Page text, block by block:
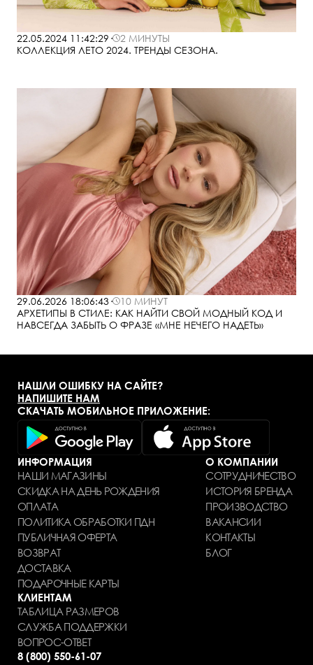
22.05.2024 11:42:29 ·
2 МИНУТЫ
КОЛЛЕКЦИЯ ЛЕТО 2024. ТРЕНДЫ СЕЗОНА.
29.06.2026 18:06:43·
10 МИНУТ
АРХЕТИПЫ В СТИЛЕ: КАК НАЙТИ СВОЙ МОДНЫЙ КОД И
НАВСЕГДА ЗАБЫТЬ О ФРАЗЕ «МНЕ НЕЧЕГО НАДЕТЬ»
НАШЛИ ОШИБКУ НА САЙТЕ?
НАПИШИТЕ НАМ
СКАЧАТЬ МОБИЛЬНОЕ ПРИЛОЖЕНИЕ:
ИНФОРМАЦИЯ
НАШИ МАГАЗИНЫ
СКИДКА НА ДЕНЬ РОЖДЕНИЯ
ОПЛАТА
ПОЛИТИКА ОБРАБОТКИ ПДН
ПУБЛИЧНАЯ ОФЕРТА
ВОЗВРАТ
ДОСТАВКА
ПОДАРОЧНЫЕ КАРТЫ
О КОМПАНИИ
СОТРУДНИЧЕСТВО
ИСТОРИЯ БРЕНДА
ПРОИЗВОДСТВО
ВАКАНСИИ
КОНТАКТЫ
БЛОГ
КЛИЕНТАМ
ТАБЛИЦА РАЗМЕРОВ
СЛУЖБА ПОДДЕРЖКИ
ВОПРОС-ОТВЕТ
8 (800) 550-61-07